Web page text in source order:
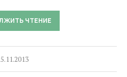
ЧТЕНИЕ